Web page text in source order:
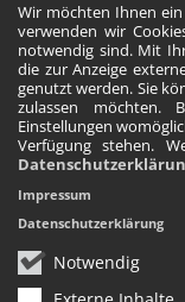
Wir möchten Ihnen
verwenden wir
notwendig sind. Mit
die zur Anzeige
genutzt werden. Sie
zulassen möchten.
Einstellungen
Verfügung stehen.
Notwendig
Impressum
Datenschutzerklärung